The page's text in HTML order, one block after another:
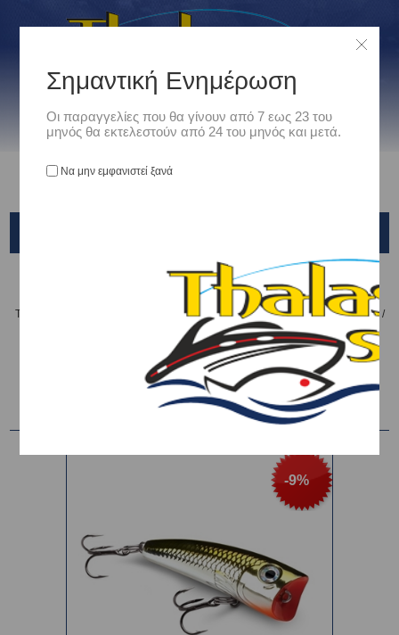
Είδη Αλιείας /
ΤΕΧΝΗΤΑ ΔΟΛΩΜΑΤΑ - ΤΣΑΠΑΡΙ - ΚΑΛΑΜΑΡΙΕΡΕΣ / ΤΕΧΝΗΤΑ ΨΑΡΑΚΙΑ /
ULTRA LIGHT POP
Ταξινόμηση ανά
-9%
Σημαντική Ενημέρωση
Οι παραγγελίες που θα γίνουν από 7 εως 23 του
μηνός θα εκτελεστούν από 24 του μηνός και μετά.
Να μην εμφανιστεί ξανά